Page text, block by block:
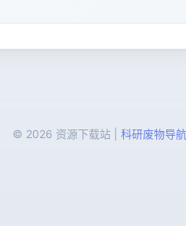
© 2026 资源下载站 | 科研废物导航